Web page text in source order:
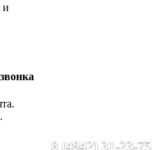
и
8 (4942) 31-23-75